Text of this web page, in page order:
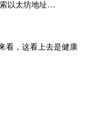
索以太坊地址…
看，这看上去是健康